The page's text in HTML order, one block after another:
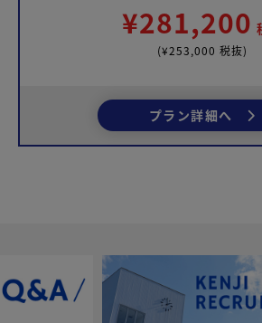
¥281,200
(¥253,000 税抜)
プラン詳細へ